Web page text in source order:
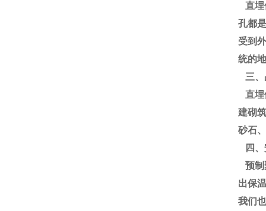
直埋
孔都
受到
统的
三、
直埋
建砌
砂石
四、
预制
出保
我们